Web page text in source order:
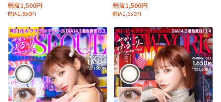
税抜1,500円
税込1,650円
税抜1,500円
税込1,650円